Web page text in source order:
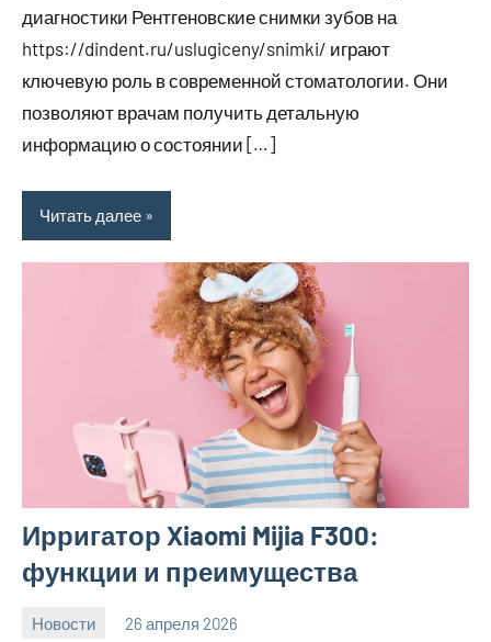
диагностики Рентгеновские снимки зубов на
https://dindent.ru/uslugiceny/snimki/ играют
ключевую роль в современной стоматологии. Они
позволяют врачам получить детальную
информацию о состоянии […]
Читать далее
Ирригатор Xiaomi Mijia F300:
функции и преимущества
Новости 26 апреля 2026